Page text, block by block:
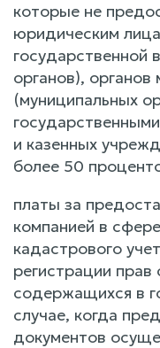
которые не
юридическим
государственной
органов), органов
(муниципальных
и казенных
более 50
платы за
компанией в
кадастрового
регистрации
содержащихся в
случае, когда
документов